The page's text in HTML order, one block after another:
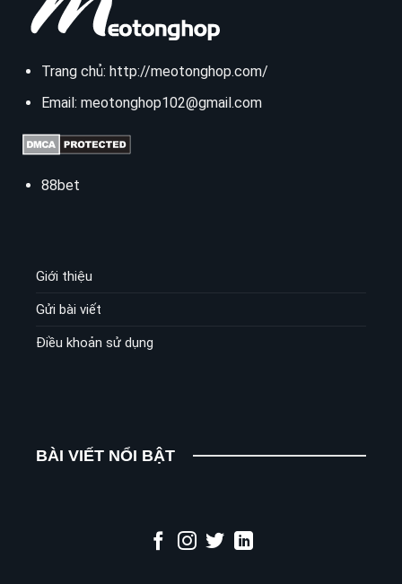
Trang chủ: http://meotonghop.com/
Email: meotonghop102@gmail.com
88bet
Giới thiệu
Gửi bài viết
Điều khoản sử dụng
BÀI VIẾT NỔI BẬT